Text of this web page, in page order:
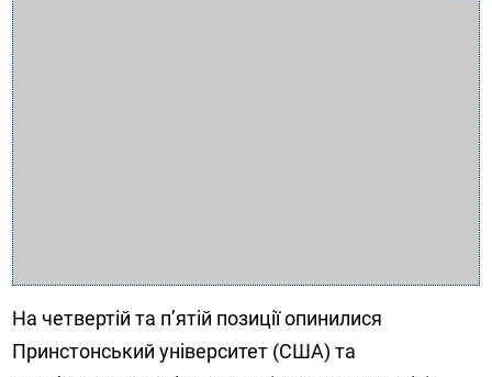
На четвертій та п’ятій позиції опинилися
Принстонський університет (США) та